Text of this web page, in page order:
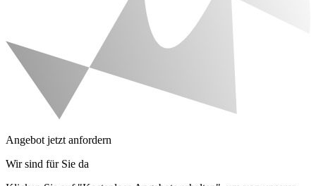
Angebot jetzt anfordern
Wir sind für Sie da